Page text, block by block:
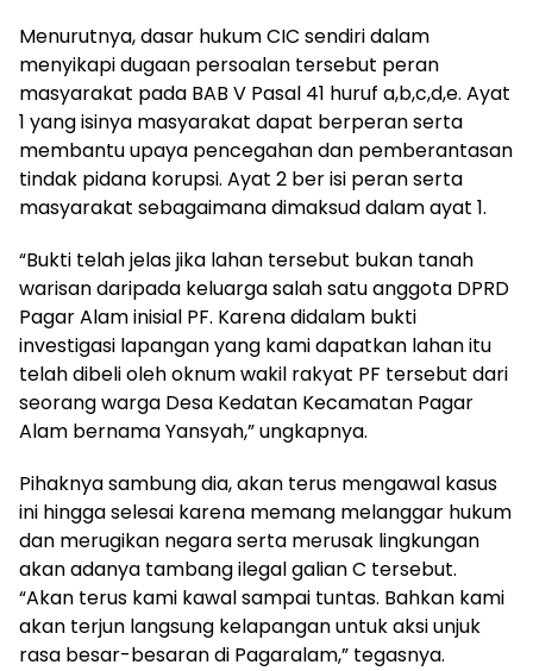
Menurutnya, dasar hukum CIC sendiri dalam
menyikapi dugaan persoalan tersebut peran
masyarakat pada BAB V Pasal 41 huruf a,b,c,d,e. Ayat
1 yang isinya masyarakat dapat berperan serta
membantu upaya pencegahan dan pemberantasan
tindak pidana korupsi. Ayat 2 ber isi peran serta
masyarakat sebagaimana dimaksud dalam ayat 1.
“Bukti telah jelas jika lahan tersebut bukan tanah
warisan daripada keluarga salah satu anggota DPRD
Pagar Alam inisial PF. Karena didalam bukti
investigasi lapangan yang kami dapatkan lahan itu
telah dibeli oleh oknum wakil rakyat PF tersebut dari
seorang warga Desa Kedatan Kecamatan Pagar
Alam bernama Yansyah,” ungkapnya.
Pihaknya sambung dia, akan terus mengawal kasus
ini hingga selesai karena memang melanggar hukum
dan merugikan negara serta merusak lingkungan
akan adanya tambang ilegal galian C tersebut.
“Akan terus kami kawal sampai tuntas. Bahkan kami
akan terjun langsung kelapangan untuk aksi unjuk
rasa besar-besaran di Pagaralam,” tegasnya.